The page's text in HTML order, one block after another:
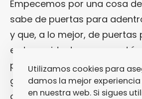
Empecemos por una cosa
sabe de puertas para
y que, a lo mejor, de puertas
es tan evidente como podría
próximo año 2017 no va a
giras, grandes lanzamientos,
o grandes reuniones… Y, por
Utilizamos cookies para
damos la mejor
en nuestra web. Si sigues